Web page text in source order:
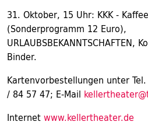
31. Oktober, 15 Uhr: KKK -
(Sonderprogramm 12 Euro),
URLAUBSBEKANNTSCHAFTEN,
Binder.
Kartenvorbestellungen unter
/ 84 57 47; E-Mail
Internetwww.kellertheater.de